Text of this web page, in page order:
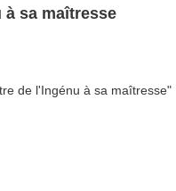
sa maîtresse